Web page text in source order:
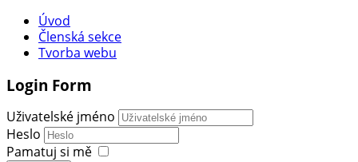
Úvod
Členská sekce
Tvorba webu
Login Form
Uživatelské jméno
Heslo
Pamatuj si mě